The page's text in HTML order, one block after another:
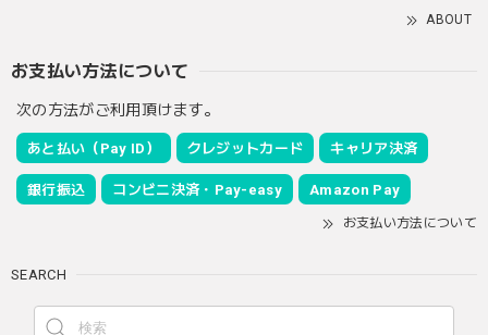
ABOUT
お支払い方法について
次の方法がご利用頂けます。
あと払い（Pay ID） クレジットカード キャリア決済
銀行振込 コンビニ決済・Pay-easy Amazon Pay
お支払い方法について
SEARCH